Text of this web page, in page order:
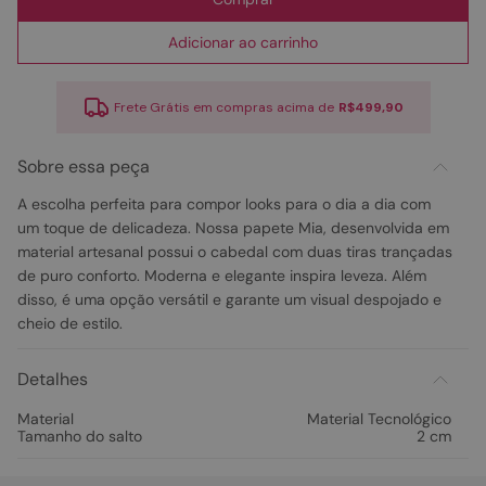
Adicionar ao carrinho
Frete Grátis em compras acima de R$499,90
Sobre essa peça
A escolha perfeita para compor looks para o dia a dia com
um toque de delicadeza. Nossa papete Mia, desenvolvida em
material artesanal possui o cabedal com duas tiras trançadas
de puro conforto. Moderna e elegante inspira leveza. Além
disso, é uma opção versátil e garante um visual despojado e
cheio de estilo.
Detalhes
Material
Material Tecnológico
Tamanho do salto
2 cm